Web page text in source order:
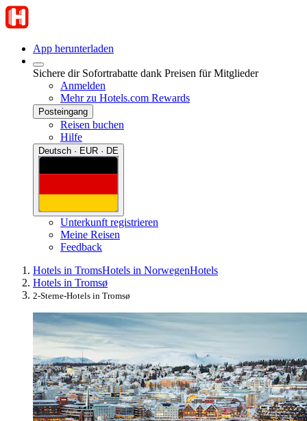
App herunterladen
Sichere dir Sofortrabatte dank Preisen für Mitglieder
Anmelden
Mehr zu Hotels.com Rewards
Posteingang
Reisen buchen
Hilfe
Deutsch · EUR · DE
Unterkunft registrieren
Meine Reisen
Feedback
Hotels in TromsHotels in NorwegenHotels
Hotels in Tromsø
2-Sterne-Hotels in Tromsø